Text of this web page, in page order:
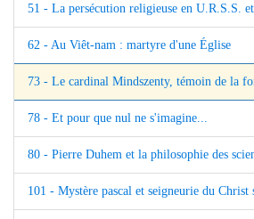
51 - La persécution religieuse en U.R.S.S.
62 - Au Viêt-nam : martyre d'une Église
73 - Le cardinal Mindszenty, témoin de la
78 - Et pour que nul ne s'imagine...
80 - Pierre Duhem et la philosophie des
101 - Mystère pascal et seigneurie du Christ